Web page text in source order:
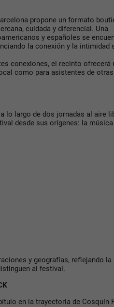
propone un formato
cuidada y diferencial. Una
y españoles se
la conexión y la intimidad
conexiones, el recinto ofrecerá
como para asistentes de otras
lo largo de dos jornadas al aire
desde sus orígenes: la
y geografías, reflejando la
al festival.
en la trayectoria de Cosquín